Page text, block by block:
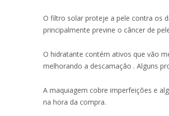
O filtro solar proteje a pele contra os
principalmente previne o câncer de
O hidratante contém ativos que vão
melhorando a descamação . Alguns
A maquiagem cobre imperfeições e
na hora da compra.